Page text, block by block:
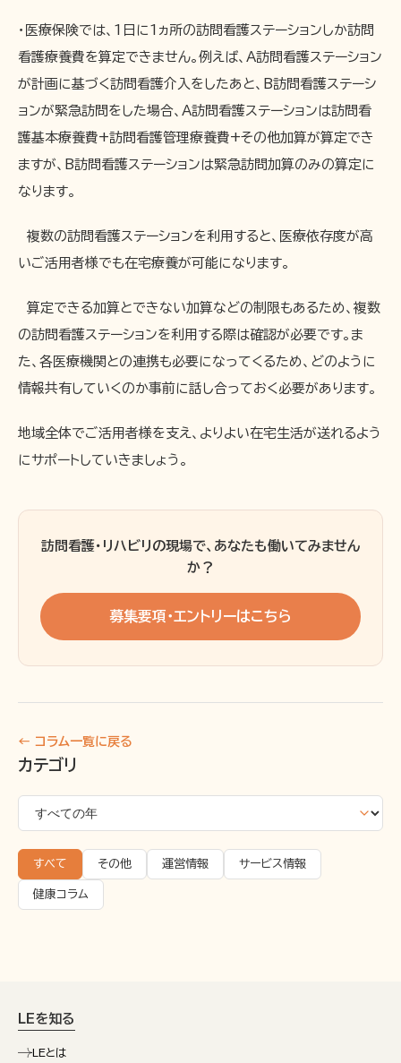
・医療保険では、1日に1ヵ所の訪問看護ステーションしか訪問
看護療養費を算定できません。例えば、A訪問看護ステーション
が計画に基づく訪問看護介入をしたあと、B訪問看護ステーシ
ョンが緊急訪問をした場合、A訪問看護ステーションは訪問看
護基本療養費+訪問看護管理療養費+その他加算が算定でき
ますが、B訪問看護ステーションは緊急訪問加算のみの算定に
なります。
複数の訪問看護ステーションを利用すると、医療依存度が高
いご活用者様でも在宅療養が可能になります。
算定できる加算とできない加算などの制限もあるため、複数
の訪問看護ステーションを利用する際は確認が必要です。ま
た、各医療機関との連携も必要になってくるため、どのように
情報共有していくのか事前に話し合っておく必要があります。
地域全体でご活用者様を支え、よりよい在宅生活が送れるよう
にサポートしていきましょう。
訪問看護・リハビリの現場で、あなたも働いてみません
か？
募集要項・エントリーはこちら
← コラム一覧に戻る
カテゴリ
すべて その他 運営情報 サービス情報
健康コラム
LEを知る
LEとは